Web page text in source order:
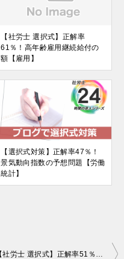
【社労士 選択式】正解率
61％！高年齢雇用継続給付の
額【雇用】
【選択式対策】正解率47％！
景気動向指数の予想問題【労働
統計】
【社労士 選択式】正解率51％！労働基準法の災害補償の事由と同じ事由【労災】